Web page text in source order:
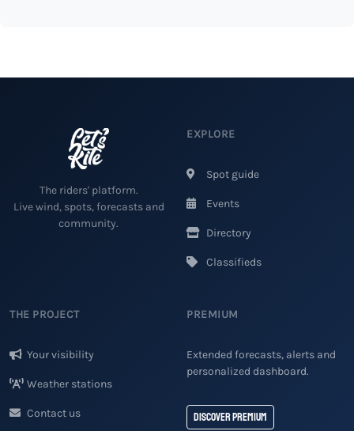
The riders' platform.
Live wind, spots, forecasts and
community.
EXPLORE
Spot guide
Events
Directory
Classifieds
THE PROJECT
Your visibility
Weather stations
Contact us
PREMIUM
Extended forecasts, alerts and
personalized dashboard.
Discover Premium